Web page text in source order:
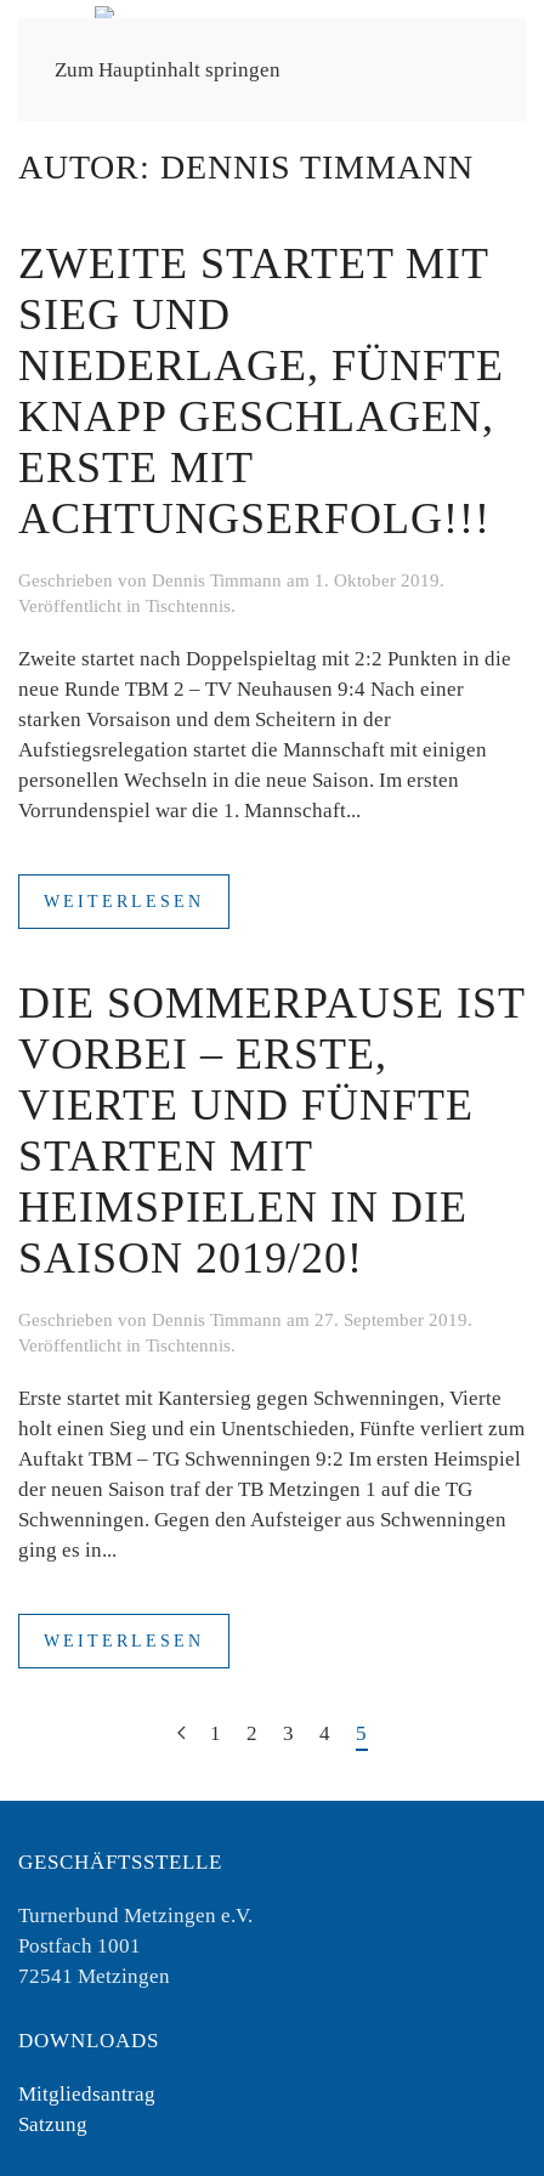
Zum Hauptinhalt springen
AUTOR: DENNIS TIMMANN
ZWEITE STARTET MIT
SIEG UND
NIEDERLAGE, FÜNFTE
KNAPP GESCHLAGEN,
ERSTE MIT
ACHTUNGSERFOLG!!!
Geschrieben von Dennis Timmann am 1. Oktober 2019.
Veröffentlicht in Tischtennis.
Zweite startet nach Doppelspieltag mit 2:2 Punkten in die
neue Runde TBM 2 – TV Neuhausen 9:4 Nach einer
starken Vorsaison und dem Scheitern in der
Aufstiegsrelegation startet die Mannschaft mit einigen
personellen Wechseln in die neue Saison. Im ersten
Vorrundenspiel war die 1. Mannschaft...
WEITERLESEN
DIE SOMMERPAUSE IST
VORBEI – ERSTE,
VIERTE UND FÜNFTE
STARTEN MIT
HEIMSPIELEN IN DIE
SAISON 2019/20!
Geschrieben von Dennis Timmann am 27. September 2019.
Veröffentlicht in Tischtennis.
Erste startet mit Kantersieg gegen Schwenningen, Vierte
holt einen Sieg und ein Unentschieden, Fünfte verliert zum
Auftakt TBM – TG Schwenningen 9:2 Im ersten Heimspiel
der neuen Saison traf der TB Metzingen 1 auf die TG
Schwenningen. Gegen den Aufsteiger aus Schwenningen
ging es in...
WEITERLESEN
1 2 3 4 5
GESCHÄFTSSTELLE
Turnerbund Metzingen e.V.
Postfach 1001
72541 Metzingen
DOWNLOADS
Mitgliedsantrag
Satzung